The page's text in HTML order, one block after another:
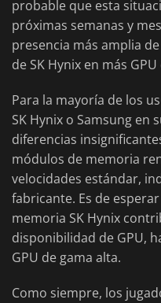
probable que esta
próximas semanas y
presencia más amplia
de SK Hynix en más
Para la mayoría de los
SK Hynix o Samsung en
diferencias
módulos de memoria
velocidades estándar,
fabricante. Es de
memoria SK Hynix
disponibilidad de GPU,
GPU de gama alta.
Como siempre, los